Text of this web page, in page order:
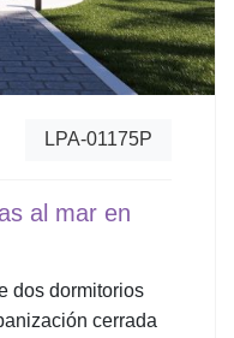
LPA-01175P
al mar en
dos dormitorios
cerrada